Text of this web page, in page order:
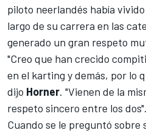
piloto neerlandés había
largo de su carrera en las
generado un gran respeto
"Creo que han crecido
en el karting y demás, por lo
dijo Horner. "Vienen de la
respeto sincero entre los dos".
Cuando se le preguntó sobre